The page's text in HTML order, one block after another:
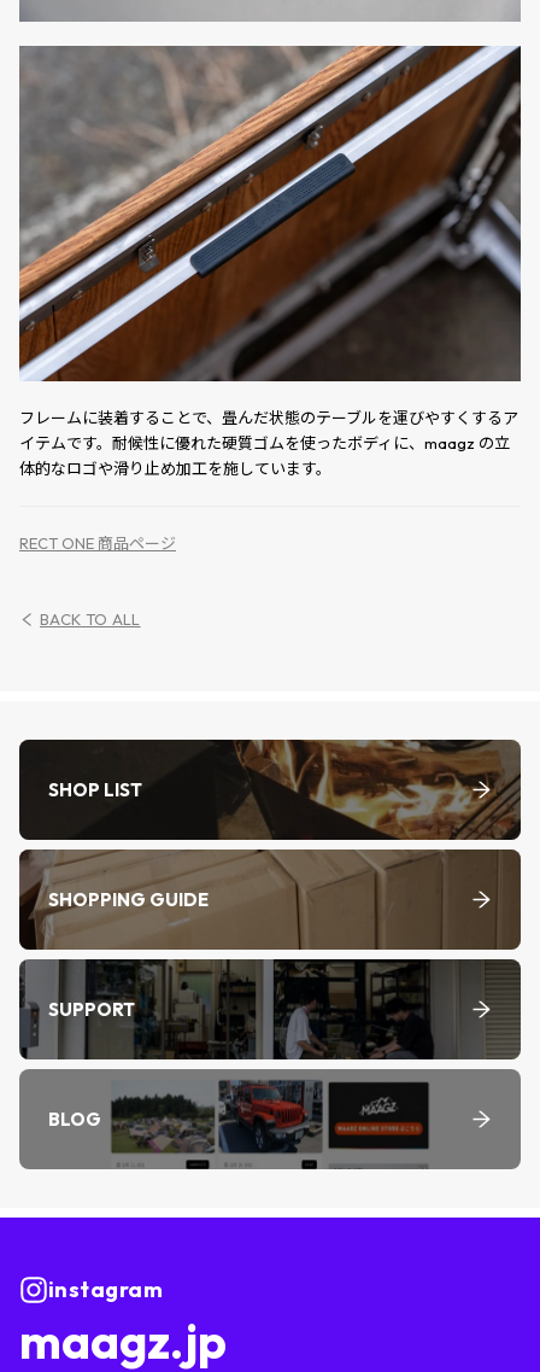
フレームに装着することで、畳んだ状態のテーブルを運びやすくするア
イテムです。耐候性に優れた硬質ゴムを使ったボディに、maagz の立
体的なロゴや滑り止め加工を施しています。
RECT ONE 商品ページ
BACK TO ALL
SHOP LIST
SHOPPING GUIDE
SUPPORT
BLOG
instagram
maagz.jp